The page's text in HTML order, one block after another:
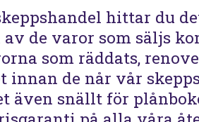
hittar du
de varor som säljs
som räddats,
innan de når vår
även snällt för